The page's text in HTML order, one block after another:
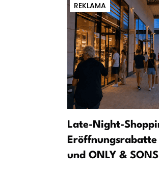
REKLAMA
Late-Night-
Eröffnungsrabatte
und ONLY & SONS